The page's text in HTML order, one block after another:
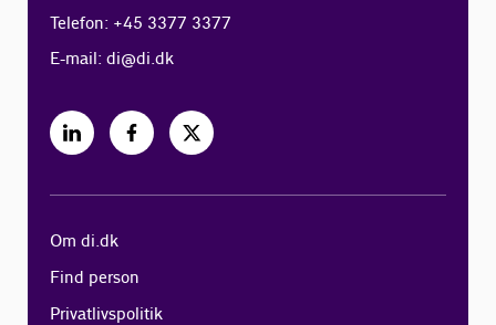
Telefon: +45 3377 3377
E-mail:di@di.dk
Om di.dk
Find person
Privatlivspolitik